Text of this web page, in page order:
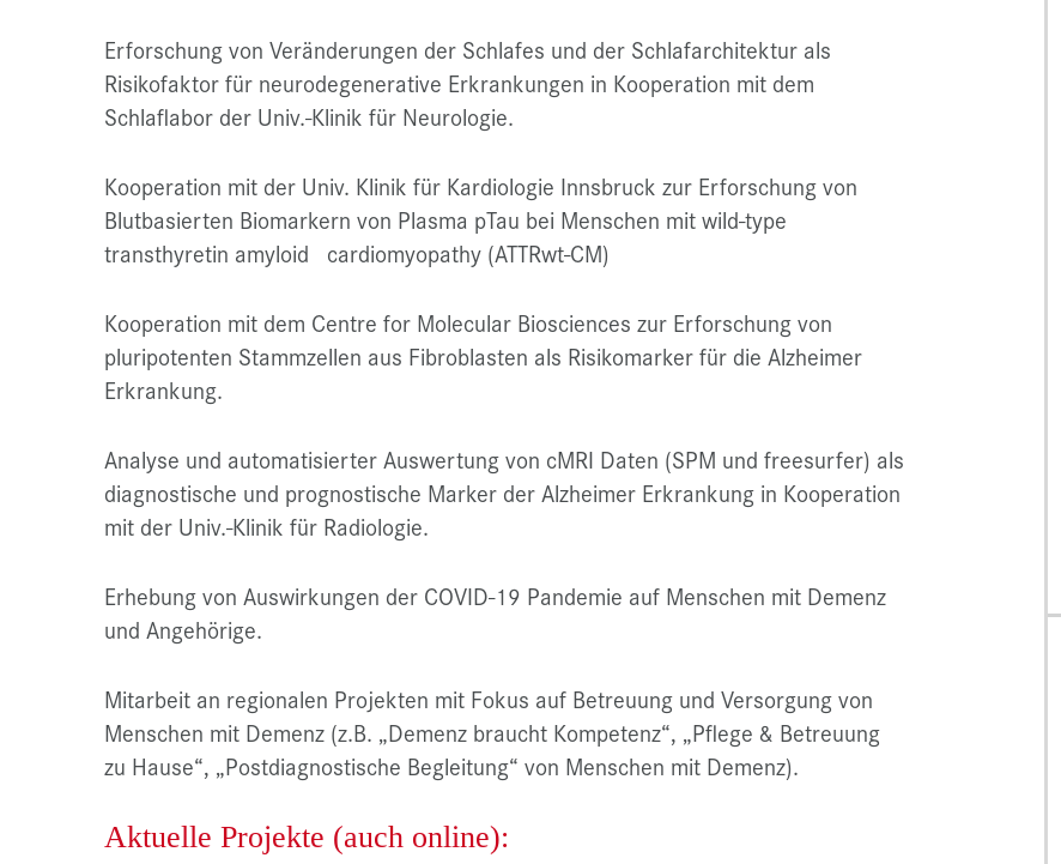
Erforschung von Veränderungen der Schlafes und der Schlafarchitektur als
Risikofaktor für neurodegenerative Erkrankungen in Kooperation mit dem
Schlaflabor der Univ.-Klinik für Neurologie.
Kooperation mit der Univ. Klinik für Kardiologie Innsbruck zur Erforschung von
Blutbasierten Biomarkern von Plasma pTau bei Menschen mit wild-type
transthyretin amyloid cardiomyopathy (ATTRwt-CM)
Kooperation mit dem Centre for Molecular Biosciences zur Erforschung von
pluripotenten Stammzellen aus Fibroblasten als Risikomarker für die Alzheimer
Erkrankung.
Analyse und automatisierter Auswertung von cMRI Daten (SPM und freesurfer) als
diagnostische und prognostische Marker der Alzheimer Erkrankung in Kooperation
mit der Univ.-Klinik für Radiologie.
Erhebung von Auswirkungen der COVID-19 Pandemie auf Menschen mit Demenz
und Angehörige.
Mitarbeit an regionalen Projekten mit Fokus auf Betreuung und Versorgung von
Menschen mit Demenz (z.B. „Demenz braucht Kompetenz“, „Pflege & Betreuung
zu Hause“, „Postdiagnostische Begleitung“ von Menschen mit Demenz).
Aktuelle Projekte (auch online):